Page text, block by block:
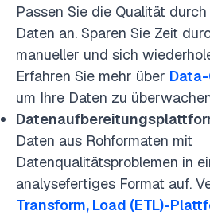
Passen Sie die Qualität
Daten an. Sparen Sie Zeit
manueller und sich
Erfahren Sie mehr über
um Ihre Daten zu
Daten aus Rohformaten mit
Datenqualitätsproblemen in
analysefertiges Format auf.
Transform, Load (ETL)-